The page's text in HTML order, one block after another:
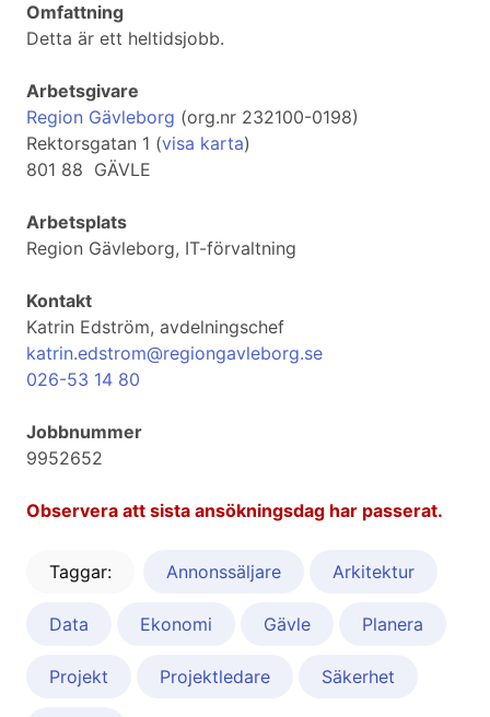
Omfattning
Detta är ett heltidsjobb.
Arbetsgivare
Region Gävleborg (org.nr 232100-0198)
Rektorsgatan 1 (visa karta)
801 88 GÄVLE
Arbetsplats
Region Gävleborg, IT-förvaltning
Kontakt
Katrin Edström, avdelningschef
katrin.edstrom@regiongavleborg.se
026-53 14 80
Jobbnummer
9952652
Observera att sista ansökningsdag har passerat.
Taggar: Annonssäljare Arkitektur
Data Ekonomi Gävle Planera
Projekt Projektledare Säkerhet